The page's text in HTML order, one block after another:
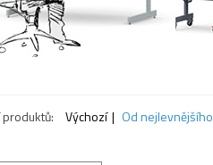
Výchozí Od nejlevnějšího